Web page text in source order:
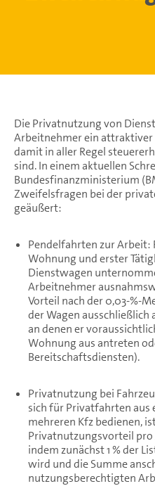
Die Privatnutzung von
Arbeitnehmer ein
damit in aller Regel
sind. In einem aktuellen
Bundesfinanzministerium
Zweifelsfragen bei der
geäußert:
Pendelfahrten zur Arbeit:
Wohnung und erster
Dienstwagen
Arbeitnehmer
Vorteil nach der 0,03-%-
der Wagen ausschließlich
an denen er
Wohnung aus antreten
Bereitschaftsdiensten).
Privatnutzung bei
sich für Privatfahrten aus
mehreren Kfz bedienen,
Privatnutzungsvorteil
indem zunächst 1 % der
wird und die Summe
nutzungsberechtigten